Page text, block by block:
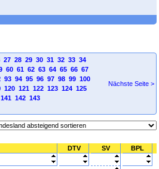
27 28 29 30 31 32 33 34
60 61 62 63 64 65 66 67
93 94 95 96 97 98 99 100
120 121 122 123 124 125
141 142 143
Nächste Seite >
DTV SV BPL